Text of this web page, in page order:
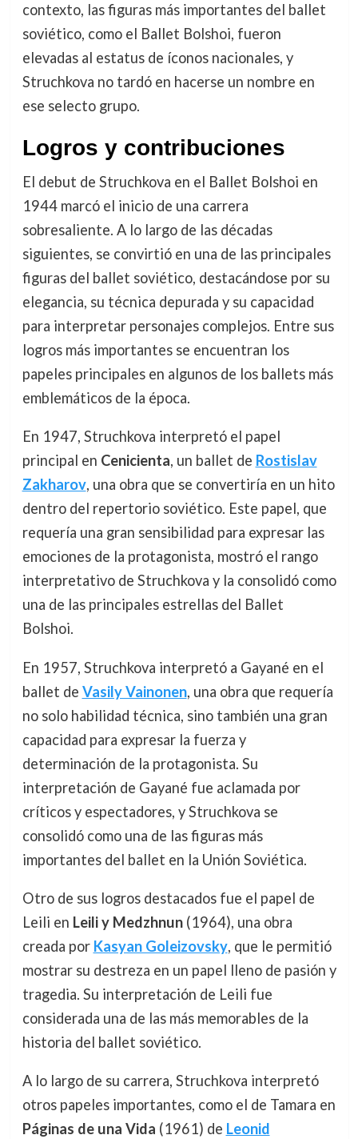
contexto, las figuras más importantes del ballet
soviético, como el Ballet Bolshoi, fueron
elevadas al estatus de íconos nacionales, y
Struchkova no tardó en hacerse un nombre en
ese selecto grupo.
Logros y contribuciones
El debut de Struchkova en el Ballet Bolshoi en
1944 marcó el inicio de una carrera
sobresaliente. A lo largo de las décadas
siguientes, se convirtió en una de las principales
figuras del ballet soviético, destacándose por su
elegancia, su técnica depurada y su capacidad
para interpretar personajes complejos. Entre sus
logros más importantes se encuentran los
papeles principales en algunos de los ballets más
emblemáticos de la época.
En 1947, Struchkova interpretó el papel
principal en Cenicienta, un ballet de Rostislav
Zakharov, una obra que se convertiría en un hito
dentro del repertorio soviético. Este papel, que
requería una gran sensibilidad para expresar las
emociones de la protagonista, mostró el rango
interpretativo de Struchkova y la consolidó como
una de las principales estrellas del Ballet
Bolshoi.
En 1957, Struchkova interpretó a Gayané en el
ballet de Vasily Vainonen, una obra que requería
no solo habilidad técnica, sino también una gran
capacidad para expresar la fuerza y
determinación de la protagonista. Su
interpretación de Gayané fue aclamada por
críticos y espectadores, y Struchkova se
consolidó como una de las figuras más
importantes del ballet en la Unión Soviética.
Otro de sus logros destacados fue el papel de
Leili en Leili y Medzhnun(1964), una obra
creada por Kasyan Goleizovsky, que le permitió
mostrar su destreza en un papel lleno de pasión y
tragedia. Su interpretación de Leili fue
considerada una de las más memorables de la
historia del ballet soviético.
A lo largo de su carrera, Struchkova interpretó
otros papeles importantes, como el de Tamara en
Páginas de una Vida (1961) de Leonid